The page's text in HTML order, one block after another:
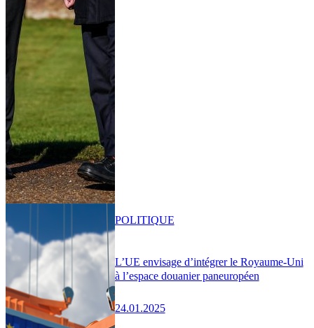
L’UE envisage d’intégrer le Royaume-Uni
à l’espace douanier paneuropéen
24.01.2025
POLITIQUE